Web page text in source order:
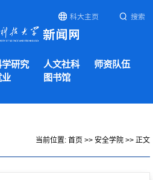
科大主页 搜索
学研究 人文社科
师资队伍
业 图书馆
当前位置: 首页 >> 安全学院 >> 正文